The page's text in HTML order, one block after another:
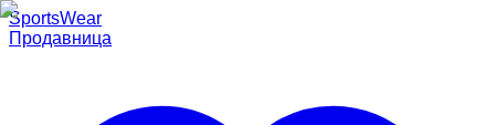
SportsWear
Продавница